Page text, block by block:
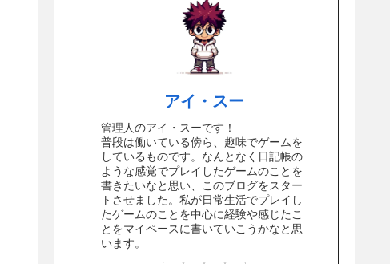
アイ・スー
管理人のアイ・スーです！
普段は働いている傍ら、趣味でゲームを
しているものです。なんとなく日記帳の
ような感覚でプレイしたゲームのことを
書きたいなと思い、このブログをスター
トさせました。私が日常生活でプレイし
たゲームのことを中心に経験や感じたこ
とをマイペースに書いていこうかなと思
います。